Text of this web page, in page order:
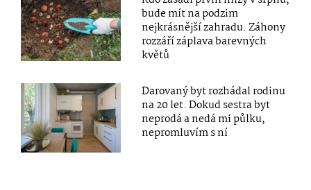
bude mít na podzim
nejkrásnější zahradu. Záhony
rozzáří záplava barevných
květů
Darovaný byt rozhádal rodinu
na 20 let. Dokud sestra byt
neprodá a nedá mi půlku,
nepromluvím s ní